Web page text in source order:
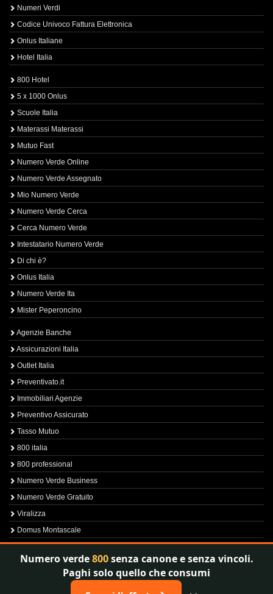
Numeri Verdi
Codice Univoco Fattura Elettronica
Onlus Italiane
Hotel Italia
800 Hotel
5 x 1000 Onlus
Scuole Italia
Materassi Materassi
Mutuo Fast
Numero Verde Online
Numero Verde Assegnato
Mio Numero Verde
Numero Verde Cerca
Cerca Numero Verde
Intestatario Numero Verde
Di chi è?
Onlus Italia
Numero Verde Ita
Mister Peperoncino
Agenzie Banche
Assicurazioni Italia
Outlet Italia
Preventivato.it
Immobiliari Agenzie
Preventivo Assicurato
Tasso Mutuo
800 italia
800 professional
Numero Verde Business
Numero Verde Gratuito
Viralizza
Domus Montascale
Sprint800
Verfica Numero Verde
Numero verde800senza canone e senza vincoli.
Paghi solo quello che consumi